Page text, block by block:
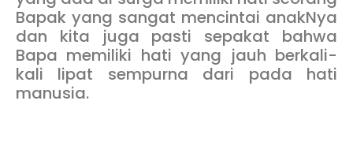
Bapak yang sangat mencintai anakNya
dan kita juga pasti sepakat bahwa
Bapa memiliki hati yang jauh berkali-
kali lipat sempurna dari pada hati
manusia.